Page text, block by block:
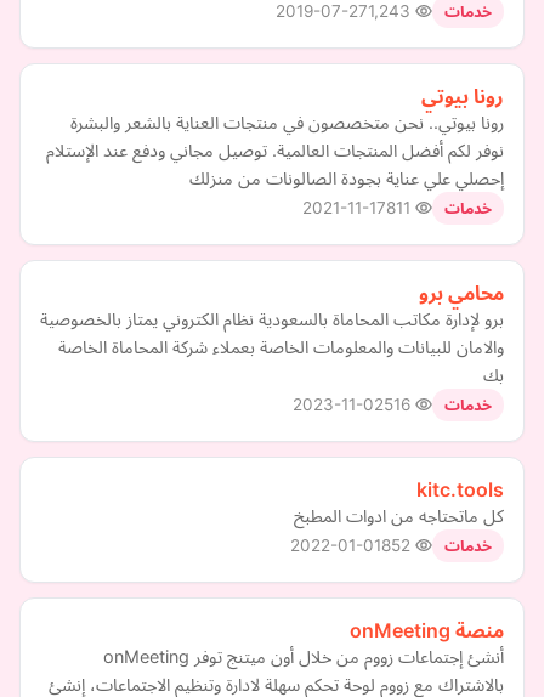
خدمات 2019-07-27
رونا بيوتي
رونا بيوتي.. نحن متخصصون في منتجات العناية بالشعر والبشرة
نوفر لكم أفضل المنتجات العالمية. توصيل مجاني ودفع عند الإستلام
إحصلي علي عناية بجودة الصالونات من منزلك
خدمات 2021-11-17
محامي برو
برو لإدارة مكاتب المحاماة بالسعودية نظام الكتروني يمتاز بالخصوصية
والامان للبيانات والمعلومات الخاصة بعملاء شركة المحاماة الخاصة
بك
خدمات 2023-11-02
kitc.tools
كل ماتحتاجه من ادوات المطبخ
خدمات 2022-01-01
منصة onMeeting
أنشئ إجتماعات زووم من خلال أون ميتنج توفر onMeeting
بالاشتراك مع زووم لوحة تحكم سهلة لادارة وتنظيم الاجتماعات، إنشئ